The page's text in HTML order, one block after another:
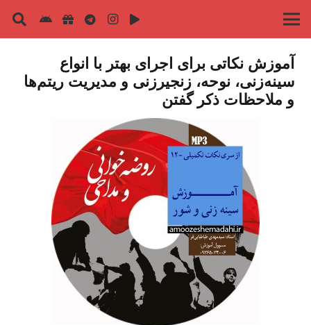
آموزش نکاتی برای اجرای بهتر با انواع
سینه‌زنی، نوحه، زنجیرزنی و مدیریت ریتم‌ها
و ملاحظات ذکر گفتن